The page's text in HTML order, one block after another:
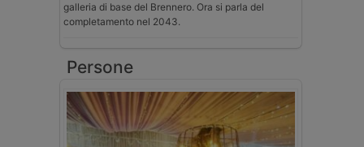
galleria di base del Brennero. Ora si parla del
completamento nel 2043.
Persone